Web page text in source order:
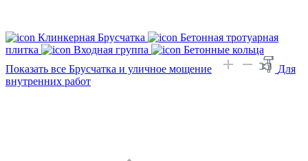
Клинкерная Брусчатка
Бетонная тротуарная
плитка
Входная группа
Бетонные кольца
Показать все Брусчатка и уличное мощение
Для
внутренних работ